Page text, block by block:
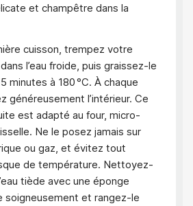
et champêtre dans la
cuisson, trempez votre
l’eau froide, puis graissez-le
minutes à 180 °C. À chaque
généreusement l’intérieur. Ce
est adapté au four, micro-
Ne le posez jamais sur
ou gaz, et évitez tout
de température. Nettoyez-
tiède avec une éponge
soigneusement et rangez-le